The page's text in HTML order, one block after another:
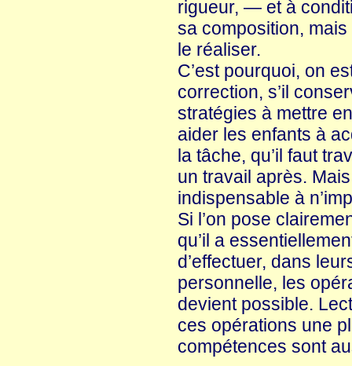
rigueur, — et à
sa composition,
le réaliser.
C’est pourquoi, on
correction, s’il
stratégies à mettre
aider les enfants à
la tâche, qu’il faut
un travail après.
indispensable à
Si l’on pose
qu’il a
d’effectuer, dans
personnelle, les
devient possible.
ces opérations une
compétences sont